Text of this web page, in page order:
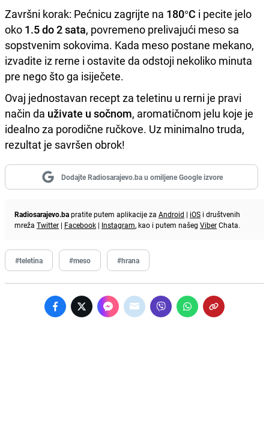
Završni korak: Pećnicu zagrijte na 180°C i pecite jelo
oko 1.5 do 2 sata, povremeno prelivajući meso sa
sopstvenim sokovima. Kada meso postane mekano,
izvadite iz rerne i ostavite da odstoji nekoliko minuta
pre nego što ga isiječete.
Ovaj jednostavan recept za teletinu u rerni je pravi
način da uživate u sočnom, aromatičnom jelu koje je
idealno za porodične ručkove. Uz minimalno truda,
rezultat je savršen obrok!
Dodajte Radiosarajevo.ba u omiljene Google izvore
Radiosarajevo.bapratite putem aplikacije za Android | iOS i društvenih
mreža Twitter | Facebook | Instagram, kao i putem našeg ViberChata.
#teletina #meso #hrana